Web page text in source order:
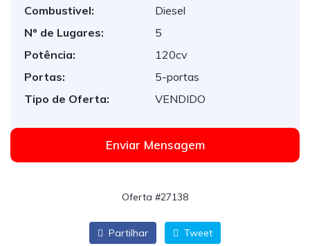
Combustivel:
Diesel
Nº de Lugares:
5
Potência:
120cv
Portas:
5-portas
Tipo de Oferta:
VENDIDO
Enviar Mensagem
Oferta #27138
Partilhar Tweet